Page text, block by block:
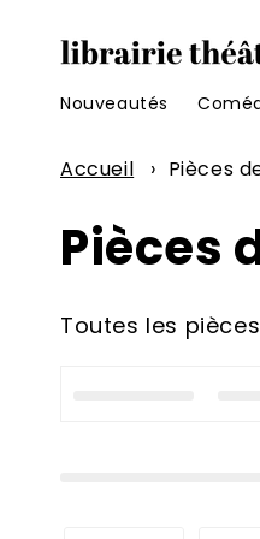
contenu
Nouveautés
Accueil › Pièces
C
o
Pièces
Toutes les